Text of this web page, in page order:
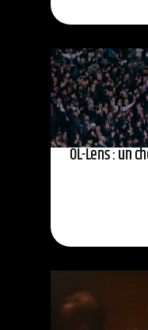
OL-Lens : un